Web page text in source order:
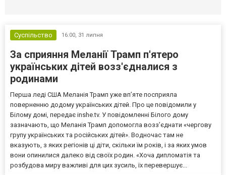
Суспільство 16:00, 31 липня
За сприяння Меланії Трамп п'ятеро
українських дітей возз'єдналися з
родинами
Перша леді США Меланія Трамп уже впʼяте посприяла
поверненню додому українських дітей. Про це повідомили у
Білому домі, передає inshe.tv. У повідомленні Білого дому
зазначають, що Меланія Трамп допомогла возз’єднати «чергову
групу українських та російських дітей». Водночас там не
вказують, з яких регіонів ці діти, скільки їм років, і за яких умов
вони опинилися далеко від своїх родин. «Хоча дипломатія та
розбудова миру важливі для цих зусиль, їх перевершує...